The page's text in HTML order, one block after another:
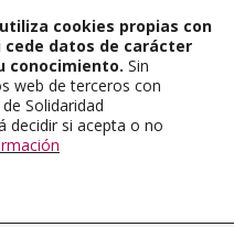
cookies propias con
datos de carácter
conocimiento. Sin
web de terceros con
Solidaridad
decidir si acepta o no